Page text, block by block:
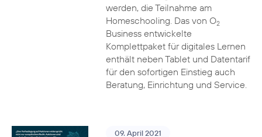
werden, die Teilnahme am
Homeschooling. Das von O2
Business entwickelte
Komplettpaket für digitales Lernen
enthält neben Tablet und Datentarif
für den sofortigen Einstieg auch
Beratung, Einrichtung und Service.
09. April 2021